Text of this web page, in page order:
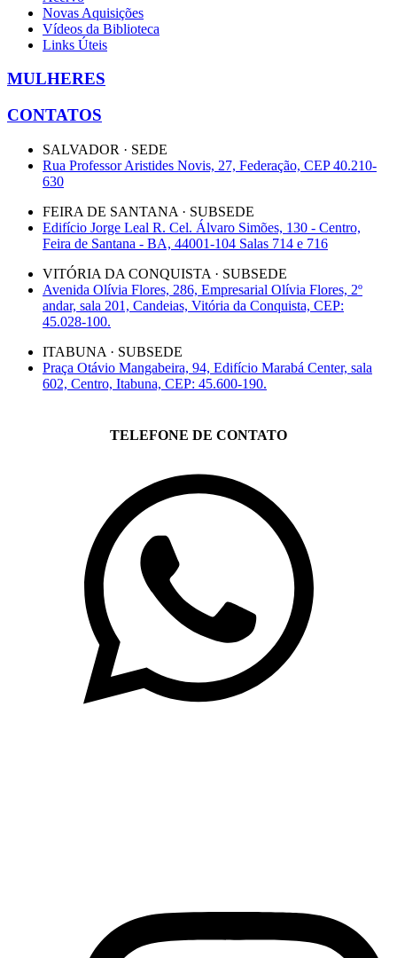
Novas Aquisições
Vídeos da Biblioteca
Links Úteis
MULHERES
CONTATOS
SALVADOR · SEDE
Rua Professor Aristides Novis, 27, Federação, CEP 40.210-
630
FEIRA DE SANTANA · SUBSEDE
Edifício Jorge Leal R. Cel. Álvaro Simões, 130 - Centro,
Feira de Santana - BA, 44001-104 Salas 714 e 716
VITÓRIA DA CONQUISTA · SUBSEDE
Avenida Olívia Flores, 286, Empresarial Olívia Flores, 2º
andar, sala 201, Candeias, Vitória da Conquista, CEP:
45.028-100.
ITABUNA · SUBSEDE
Praça Otávio Mangabeira, 94, Edifício Marabá Center, sala
602, Centro, Itabuna, CEP: 45.600-190.
TELEFONE DE CONTATO